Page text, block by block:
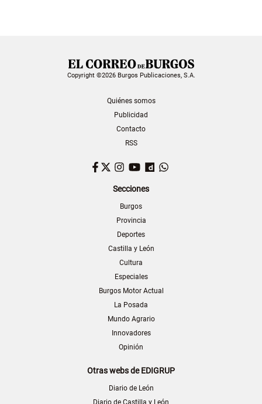
Copyright ©2026 Burgos Publicaciones, S.A.
Quiénes somos
Publicidad
Contacto
RSS
Facebook
TwitterInstagram
YouTubeDailymotion
Secciones
Burgos
Provincia
Deportes
Castilla y León
Cultura
Especiales
Burgos Motor Actual
La Posada
Mundo Agrario
Innovadores
Opinión
Otras webs de EDIGRUP
Diario de León
Diario de Castilla y León